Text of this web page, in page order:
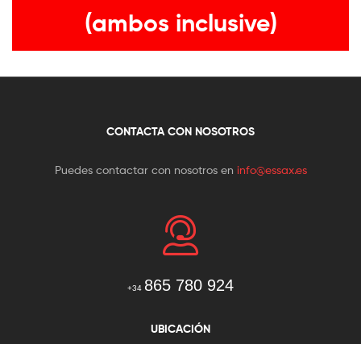
(ambos inclusive)
CONTACTA CON NOSOTROS
Puedes contactar con nosotros en info@essax.es
+34 865 780 924
UBICACIÓN